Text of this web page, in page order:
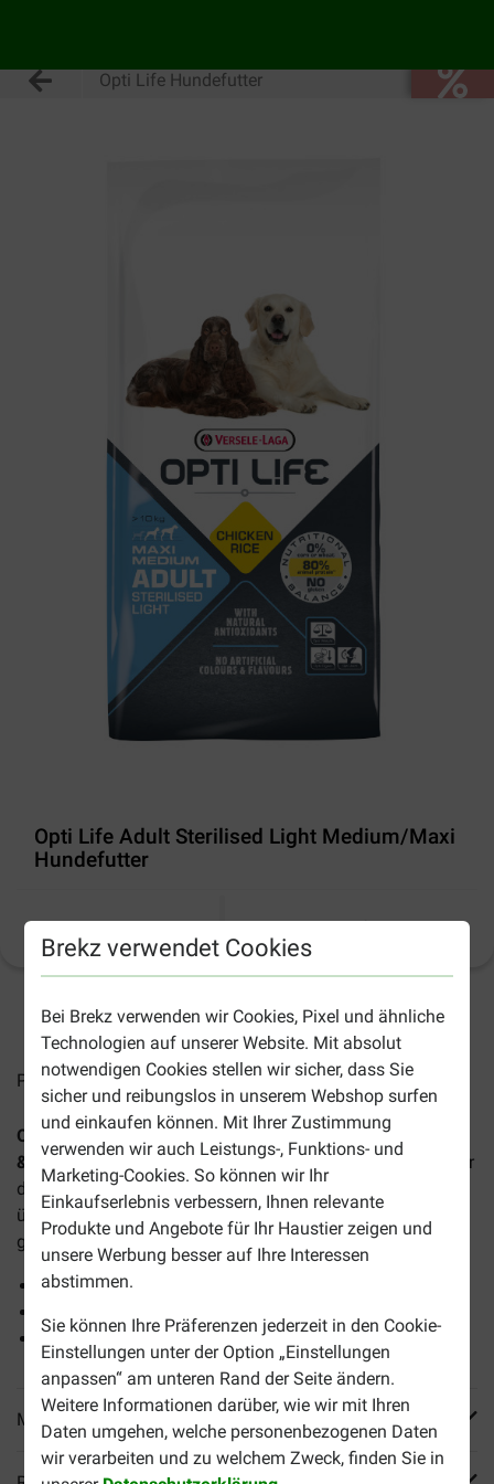
Brekz verwendet Cookies
Bei Brekz verwenden wir Cookies, Pixel und ähnliche
Technologien auf unserer Website. Mit absolut
notwendigen Cookies stellen wir sicher, dass Sie
sicher und reibungslos in unserem Webshop surfen
und einkaufen können. Mit Ihrer Zustimmung
verwenden wir auch Leistungs-, Funktions- und
Marketing-Cookies. So können wir Ihr
Einkaufserlebnis verbessern, Ihnen relevante
Produkte und Angebote für Ihr Haustier zeigen und
unsere Werbung besser auf Ihre Interessen
abstimmen.
Sie können Ihre Präferenzen jederzeit in den Cookie-
Einstellungen unter der Option „Einstellungen
anpassen“ am unteren Rand der Seite ändern.
Weitere Informationen darüber, wie wir mit Ihren
Daten umgehen, welche personenbezogenen Daten
wir verarbeiten und zu welchem Zweck, finden Sie in
Opti Life Hundefutter
Opti Life Adult Sterilised Light Medium/Maxi
Hundefutter
Produktinformation
2-4 Arbeitstage, sofern nicht anders angegeben
Preise inkl. MwSt zzgl.Versandkosten
Opti Life Adult Light Medium/Maxi Hundefutter mit Huhn
& Reisist ein vollwertiges, ausgewogenes Trockenfutter für
die optimale Gesundheit Ihres Hundes. Geeignet für
übergewichtige, ausgewachsene Hunde mittgroßer und
großer Rassen.
Hilft beim Gewichtserhalt
Für eine gesunde Haut und glänzendes Fell
Mehr Produktinfos